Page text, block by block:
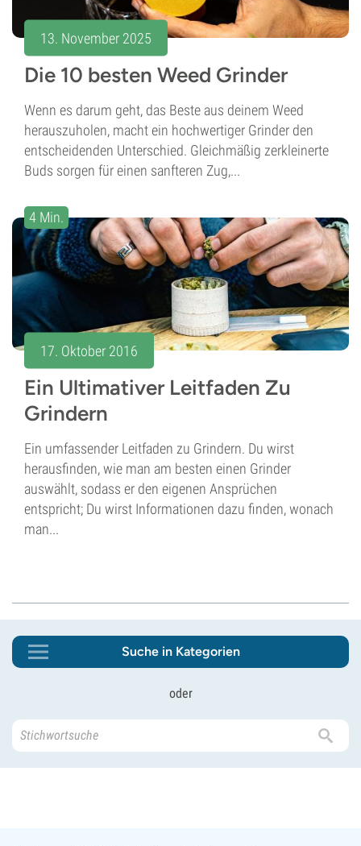
13. November 2025
Die 10 besten Weed Grinder
Wenn es darum geht, das Beste aus deinem Weed
herauszuholen, macht ein hochwertiger Grinder den
entscheidenden Unterschied. Gleichmäßig zerkleinerte
Buds sorgen für einen sanfteren Zug,...
4 Min.
17. Oktober 2016
Ein Ultimativer Leitfaden Zu
Grindern
Ein umfassender Leitfaden zu Grindern. Du wirst
herausfinden, wie man am besten einen Grinder
auswählt, sodass er den eigenen Ansprüchen
entspricht; Du wirst Informationen dazu finden, wonach
man...
Suche in Kategorien
oder